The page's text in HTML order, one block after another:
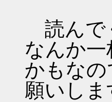
読んで
なんか
かもな
願いしま